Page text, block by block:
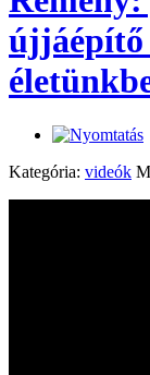
Kategória: videók